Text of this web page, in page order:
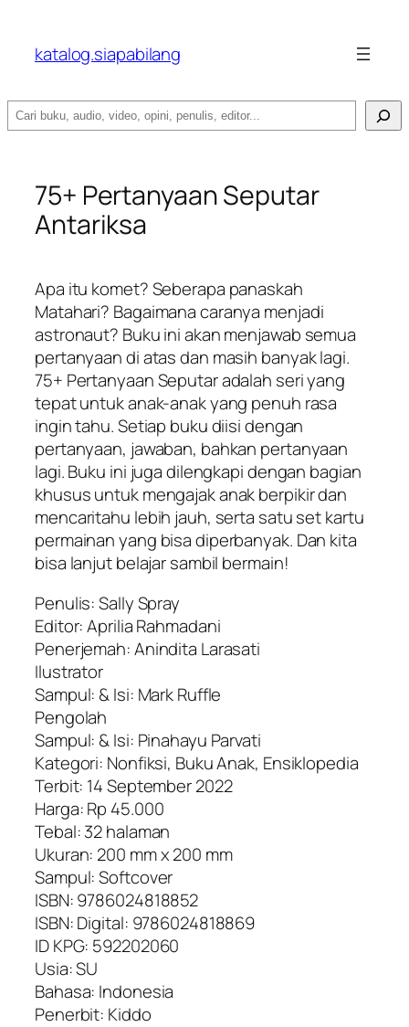
katalog.siapabilang
Search
75+ Pertanyaan Seputar
Antariksa
Apa itu komet? Seberapa panaskah
Matahari? Bagaimana caranya menjadi
astronaut? Buku ini akan menjawab semua
pertanyaan di atas dan masih banyak lagi.
75+ Pertanyaan Seputar adalah seri yang
tepat untuk anak-anak yang penuh rasa
ingin tahu. Setiap buku diisi dengan
pertanyaan, jawaban, bahkan pertanyaan
lagi. Buku ini juga dilengkapi dengan bagian
khusus untuk mengajak anak berpikir dan
mencaritahu lebih jauh, serta satu set kartu
permainan yang bisa diperbanyak. Dan kita
bisa lanjut belajar sambil bermain!
Penulis: Sally Spray
Editor: Aprilia Rahmadani
Penerjemah: Anindita Larasati
Ilustrator
Sampul: & Isi: Mark Ruffle
Pengolah
Sampul: & Isi: Pinahayu Parvati
Kategori: Nonfiksi, Buku Anak, Ensiklopedia
Terbit: 14 September 2022
Harga: Rp 45.000
Tebal: 32 halaman
Ukuran: 200 mm x 200 mm
Sampul: Softcover
ISBN: 9786024818852
ISBN: Digital: 9786024818869
ID KPG: 592202060
Usia: SU
Bahasa: Indonesia
Penerbit: Kiddo